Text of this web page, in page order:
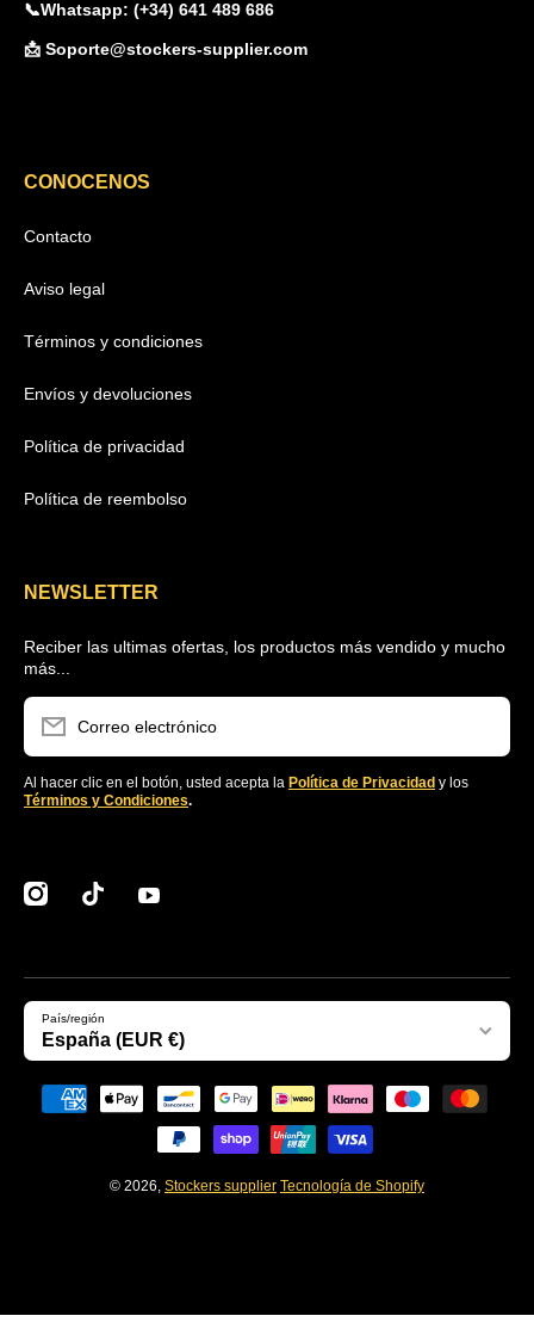
📞Whatsapp: (+34) 641 489 686
📩 Soporte@stockers-supplier.com
CONOCENOS
Contacto
Aviso legal
Términos y condiciones
Envíos y devoluciones
Política de privacidad
Política de reembolso
NEWSLETTER
Reciber las ultimas ofertas, los productos más vendido y mucho
más...
Correo electrónico
Al hacer clic en el botón, usted acepta la Política de Privacidad y los
Términos y Condiciones.
instagramcom/clubstockers/
tiktokcom/@stockerssupplier
youtubecom/@stockersEcommerce
País/región
España (EUR €)
Formas de pago
© 2026, Stockers supplier Tecnología de Shopify